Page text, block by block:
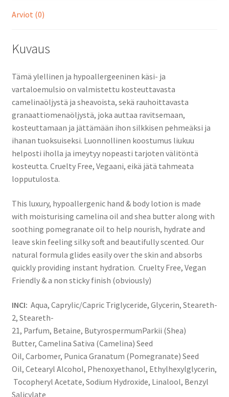
Arviot (0)
Kuvaus
Tämä ylellinen ja hypoallergeeninen käsi- ja
vartaloemulsio on valmistettu kosteuttavasta
camelinaöljystä ja sheavoista, sekä rauhoittavasta
granaattiomenaöljystä, joka auttaa ravitsemaan,
kosteuttamaan ja jättämään ihon silkkisen pehmeäksi ja
ihanan tuoksuiseksi. Luonnollinen koostumus liukuu
helposti iholla ja imeytyy nopeasti tarjoten välitöntä
kosteutta. Cruelty Free, Vegaani, eikä jätä tahmeata
lopputulosta.
This luxury, hypoallergenic hand & body lotion is made
with moisturising camelina oil and shea butter along with
soothing pomegranate oil to help nourish, hydrate and
leave skin feeling silky soft and beautifully scented. Our
natural formula glides easily over the skin and absorbs
quickly providing instant hydration. Cruelty Free, Vegan
Friendly & a non sticky finish (obviously)
INCI: Aqua, Caprylic/Capric Triglyceride, Glycerin, Steareth-
2, Steareth-
21, Parfum, Betaine, ButyrospermumParkii (Shea)
Butter, Camelina Sativa (Camelina) Seed
Oil, Carbomer, Punica Granatum (Pomegranate) Seed
Oil, Cetearyl Alcohol, Phenoxyethanol, Ethylhexylglycerin,
Tocopheryl Acetate, Sodium Hydroxide, Linalool, Benzyl
Salicylate